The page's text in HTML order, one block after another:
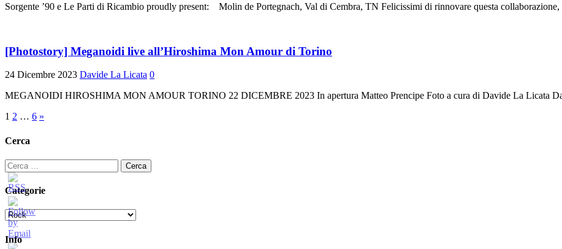
Sorgente ’90 e Le Parti di Ricambio proudly present: Molin de Portegnach, Val di Cembra, TN Felicissimi di rinnovare questa collaborazione,
[Photostory] Meganoidi live all’Hiroshima Mon Amour di Torino
24 Dicembre 2023 Davide La Licata 0
MEGANOIDI HIROSHIMA MON AMOUR TORINO 22 DICEMBRE 2023 In apertura Matteo Prencipe Foto a cura di Davide La Licata
Paginazione
degli
1 2 … 6 »
Cerca
Ricerca
per:
Categorie
Categorie
Info